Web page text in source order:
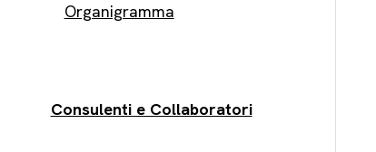
Organigramma
Consulenti e Collaboratori